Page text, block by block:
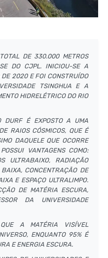
DE 330.000 METROS
DO CJPL. INICIOU-SE A
DE 2020 E FOI CONSTRUÍDO
TSINGHUA E A
HIDRELÉTRICO DO RIO
DURF É EXPOSTO A UMA
RAIOS CÓSMICOS, QUE É
DAQUELE QUE OCORRE
VANTAGENS COMO:
ULTRABAIXO, RADIAÇÃO
CONCENTRAÇÃO DE
E ESPAÇO ULTRALIMPO.
DE MATÉRIA ESCURA,
DA UNIVERSIDADE
A MATÉRIA VISÍVEL
ENQUANTO 95% É
E ENERGIA ESCURA.